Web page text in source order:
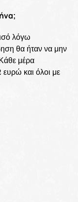
λόγω
θα ήταν να μην
μέρα
ευρώ και όλοι με